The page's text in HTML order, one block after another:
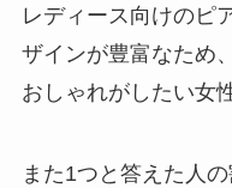
レディース向けのピ
ザインが豊富なため
おしゃれがしたい女
また1つと答えた人